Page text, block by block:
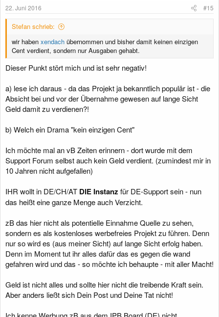
n
22. Juni 2016 #15
Stefan schrieb:
wir haben xendach übernommen und bisher damit keinen einzigen
Cent verdient, sondern nur Ausgaben gehabt.
Dieser Punkt stört mich und ist sehr negativ!
a) lese ich daraus - da das Projekt ja bekanntlich populär ist - die
Absicht bei und vor der Übernahme gewesen auf lange Sicht
Geld damit zu verdienen?!
b) Welch ein Drama "kein einzigen Cent"
Ich möchte mal an vB Zeiten erinnern - dort wurde mit dem
Support Forum selbst auch kein Geld verdient. (zumindest mir in
10 Jahren nicht aufgefallen)
IHR wollt in DE/CH/AT DIE Instanz für DE-Support sein - nun
das heißt eine ganze Menge auch Verzicht.
zB das hier nicht als potentielle Einnahme Quelle zu sehen,
sondern es als kostenloses werbefreies Projekt zu führen. Denn
nur so wird es (aus meiner Sicht) auf lange Sicht erfolg haben.
Denn im Moment tut ihr alles dafür das es gegen die wand
gefahren wird und das - so möchte ich behaupte - mit aller Macht!
Geld ist nicht alles und sollte hier nicht die treibende Kraft sein.
Aber anders ließt sich Dein Post und Deine Tat nicht!